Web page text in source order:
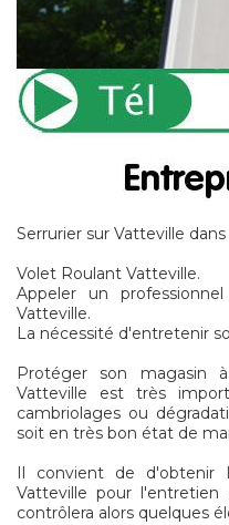
Serrurier sur Vatteville dans
Volet Roulant Vatteville.
Appeler un
Vatteville.
La nécessité d'entretenir
Protéger son magasin
Vatteville est très
cambriolages ou
soit en très bon état de
Il convient de d'obtenir
Vatteville pour
contrôlera alors quelques